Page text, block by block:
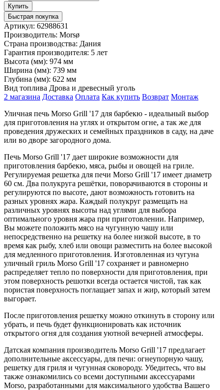
Быстрая покупка
Артикул: 62988631
Производитель: Morsø
Страна производства: Дания
Гарантия производителя: 5 лет
Высота (мм): 974 мм
Ширина (мм): 739 мм
Глубина (мм): 622 мм
Вид топлива Дрова и древесный уголь
2 магазина Доставка Оплата Как купить Возврат Монтаж
Уличная печь Morso Grill '17 для барбекю - идеальный выбор
для приготовления на углях и открытом огне, а так же для
проведения дружеских и семейных праздников в саду, на даче
или во дворе загородного дома.
Печь Morso Grill '17 дает широкие возможности для
приготовления барбекю, мяса, рыбы и овощей на гриле.
Регулируемая решетка для печи Morso Grill '17 имеет диаметр
60 см. Два полукруга решётки, поворачиваются в стороны и
регулируются по высоте, дают возможность готовить на
разных уровнях жара. Каждый полукруг размещать на
различных уровнях высоты над углями для выбора
оптимального уровня жара при приготовлении. Например,
Вы можете положить мясо на чугунную чашу или
непосредственно на решетку на более низкой высоте, в то
время как рыбу, хлеб или овощи разместить на более высокой
для медленного приготовления. Изготовленная из чугуна
уличный гриль Morso Grill '17 сохраняет и равномерно
распределяет тепло по поверхности для приготовления, при
этом поверхность решотки всегда остается чистой, так как
пористая поверхность поглащает запах и жир, который затем
выгорает.
После приготовления решетку можно откинуть в сторону или
убрать, и печь будет функционировать как источник
открытого огня для создания уютной вечерней атмосферы.
Датская компания производитель Morso Grill '17 предлагает
дополнительные аксессуары, для печи: огнеупорную чашу,
решетку для гриля и чугунная сковороду. Убедитесь, что вы
также ознакомились со всеми доступными аксессуарами
Morso, разработанными для максимального удобства Вашего